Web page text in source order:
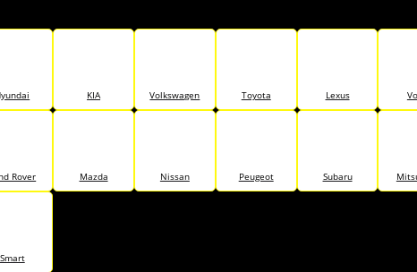
KIA Volkswagen Toyota Lexus
Rover Mazda Nissan Peugeot Subaru
Smart